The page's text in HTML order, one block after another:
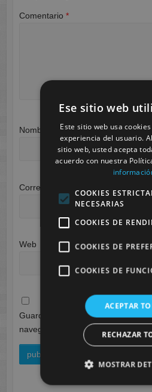
Comentario *
Nombre
Correo electrónico
Web
Guarda mi nombre, correo
navegador para la próxima vez
Ese sitio web
Este sitio web usa
experiencia del usuario.
sitio web, usted acepta
acuerdo con nuestra
COOKIES
NECESARIAS
COOKIES DE
COOKIES DE
COOKIES DE
ACEPTAR
RECHAZAR
MOSTRAR